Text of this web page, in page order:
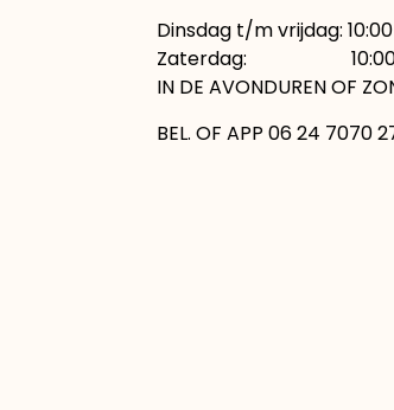
Dinsdag t/m vrijdag: 10:00
Zaterdag: 10:00 –
IN DE AVONDUREN OF
BEL. OF APP 06 24 7070